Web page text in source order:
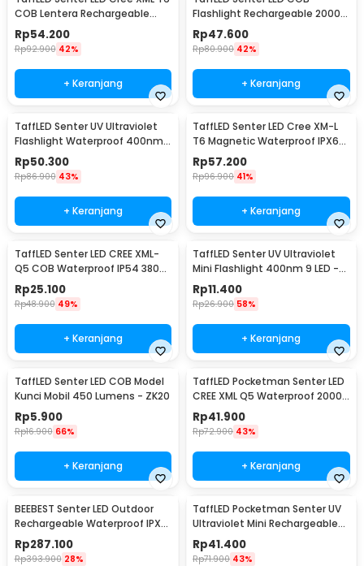
COB Lentera Rechargeable
2300 Lumens - WY8106
Rp54.200
Rp92.900 42%
+ Keranjang
Flashlight Rechargeable 2000
Lumens - 175A
Rp47.600
Rp80.900 42%
+ Keranjang
TaffLED Senter UV Ultraviolet
Flashlight Waterproof 400nm
51 LED - UV-51
Rp50.300
Rp86.900 43%
+ Keranjang
TaffLED Senter LED Cree XM-L
T6 Magnetic Waterproof IPX6
8000 Lumens - E17 COB
Rp57.200
Rp96.900 41%
+ Keranjang
TaffLED Senter LED CREE XML-
Q5 COB Waterproof IP54 3800
Lumens - P1
Rp25.100
Rp48.900 49%
+ Keranjang
TaffLED Senter UV Ultraviolet
Mini Flashlight 400nm 9 LED -
UV-395
Rp11.400
Rp26.900 58%
+ Keranjang
TaffLED Senter LED COB Model
Kunci Mobil 450 Lumens - ZK20
Rp5.900
Rp16.900 66%
+ Keranjang
TaffLED Pocketman Senter LED
CREE XML Q5 Waterproof 2000
Lumens - P1
Rp41.900
Rp72.900 43%
+ Keranjang
BEEBEST Senter LED Outdoor
Rechargeable Waterproof IPX6
1000 Lumens - FZ101
Rp287.100
Rp393.900 28%
TaffLED Pocketman Senter UV
Ultraviolet Mini Rechargeable
395nm - P1UV
Rp41.400
Rp71.900 43%